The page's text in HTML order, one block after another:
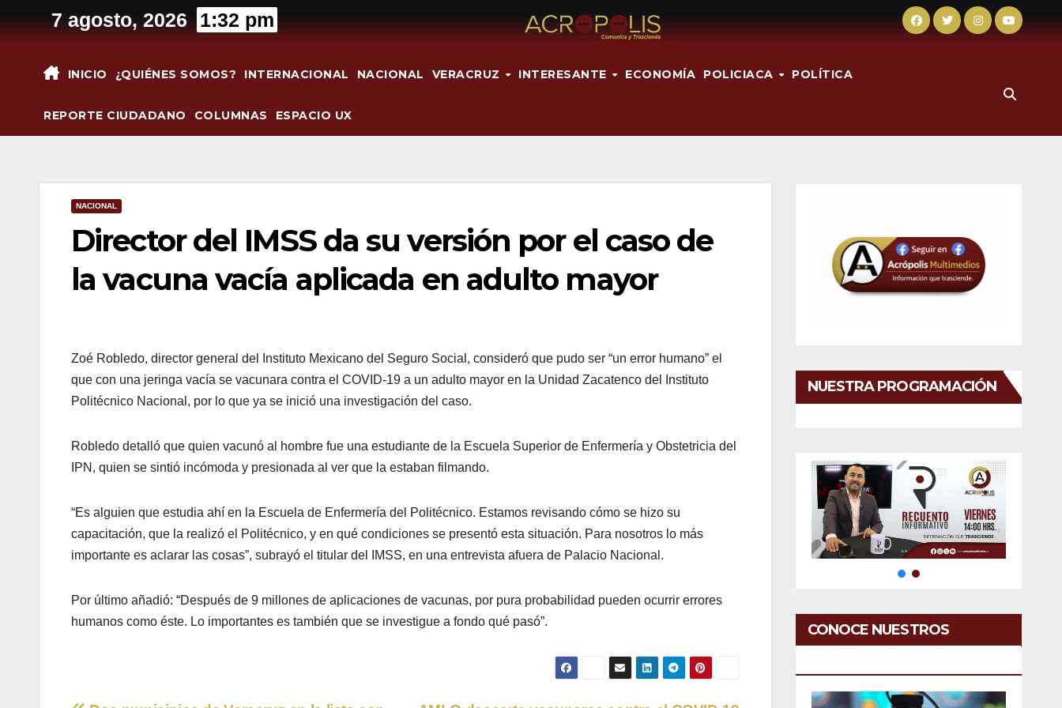
al
7 agosto, 2026 1:32 pm
INICIO ¿QUIÉNES SOMOS? INTERNACIONAL NACIONAL VERACRUZ INTERESANTE ECONOMÍA POLICIACA POLÍTICA
REPORTE CIUDADANO COLUMNAS ESPACIO UX
NACIONAL
Director del IMSS da su versión por el caso de
la vacuna vacía aplicada en adulto mayor
Zoé Robledo, director general del Instituto Mexicano del Seguro Social, consideró que pudo ser “un error humano” el
que con una jeringa vacía se vacunara contra el COVID-19 a un adulto mayor en la Unidad Zacatenco del Instituto
Politécnico Nacional, por lo que ya se inició una investigación del caso.
Robledo detalló que quien vacunó al hombre fue una estudiante de la Escuela Superior de Enfermería y Obstetricia del
IPN, quien se sintió incómoda y presionada al ver que la estaban filmando.
“Es alguien que estudia ahí en la Escuela de Enfermería del Politécnico. Estamos revisando cómo se hizo su
capacitación, que la realizó el Politécnico, y en qué condiciones se presentó esta situación. Para nosotros lo más
importante es aclarar las cosas”, subrayó el titular del IMSS, en una entrevista afuera de Palacio Nacional.
Por último añadió: “Después de 9 millones de aplicaciones de vacunas, por pura probabilidad pueden ocurrir errores
humanos como éste. Lo importantes es también que se investigue a fondo qué pasó”.
NUESTRA PROGRAMACIÓN
CONOCE NUESTROS